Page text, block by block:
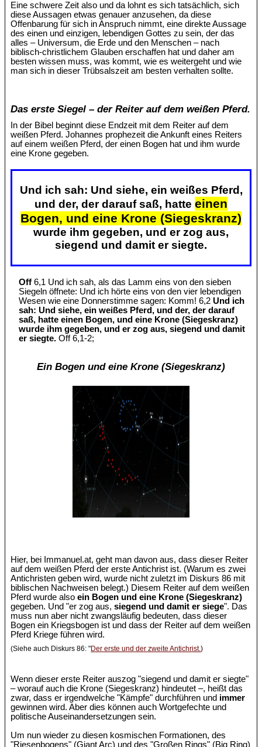
Eine schwere Zeit also und da lohnt es sich tatsächlich, sich
diese Aussagen etwas genauer anzusehen, da diese
Offenbarung für sich in Anspruch nimmt, eine direkte Aussage
des einen und einzigen, lebendigen Gottes zu sein, der das
alles – Universum, die Erde und den Menschen – nach
biblisch-christlichem Glauben erschaffen hat und daher am
besten wissen muss, was kommt, wie es weitergeht und wie
man sich in dieser Trübsalszeit am besten verhalten sollte.
Das erste Siegel – der Reiter auf dem weißen Pferd.
In der Bibel beginnt diese Endzeit mit dem Reiter auf dem
weißen Pferd. Johannes prophezeit die Ankunft eines Reiters
auf einem weißen Pferd, der einen Bogen hat und ihm wurde
eine Krone gegeben.
Und ich sah: Und siehe, ein weißes Pferd,
und der, der darauf saß, hatte einen
Bogen, und eine Krone (Siegeskranz)
wurde ihm gegeben, und er zog aus,
siegend und damit er siegte.
Off 6,1 Und ich sah, als das Lamm eins von den sieben
Siegeln öffnete: Und ich hörte eins von den vier lebendigen
Wesen wie eine Donnerstimme sagen: Komm! 6,2Und ich
sah: Und siehe, ein weißes Pferd, und der, der darauf
saß, hatte einen Bogen, und eine Krone (Siegeskranz)
wurde ihm gegeben, und er zog aus, siegend und damit
er siegte. Off 6,1-2;
Ein Bogen und eine Krone (Siegeskranz)
Hier, bei Immanuel.at, geht man davon aus, dass dieser Reiter
auf dem weißen Pferd der erste Antichrist ist. (Warum es zwei
Antichristen geben wird, wurde nicht zuletzt im Diskurs 86 mit
biblischen Nachweisen belegt.) Diesem Reiter auf dem weißen
Pferd wurde alsoein Bogen und eine Krone (Siegeskranz)
gegeben. Und "er zog aus,siegend und damit er siege". Das
muss nun aber nicht zwangsläufig bedeuten, dass dieser
Bogen ein Kriegsbogen ist und dass der Reiter auf dem weißen
Pferd Kriege führen wird.
(Siehe auch Diskurs 86: "Der erste und der zweite Antichrist.)
Wenn dieser erste Reiter auszog "siegend und damit er siegte"
– worauf auch die Krone (Siegeskranz) hindeutet –, heißt das
zwar, dass er irgendwelche "Kämpfe" durchführen und immer
gewinnen wird. Aber dies können auch Wortgefechte und
politische Auseinandersetzungen sein.
Um nun wieder zu diesen kosmischen Formationen, des
"Riesenbogens" (Giant Arc) und des "Großen Rings" (Big Ring)